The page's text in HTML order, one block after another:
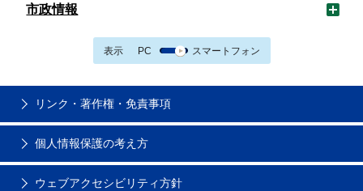
市政情報
表示 PC スマートフォン
リンク・著作権・免責事項
個人情報保護の考え方
ウェブアクセシビリティ方針